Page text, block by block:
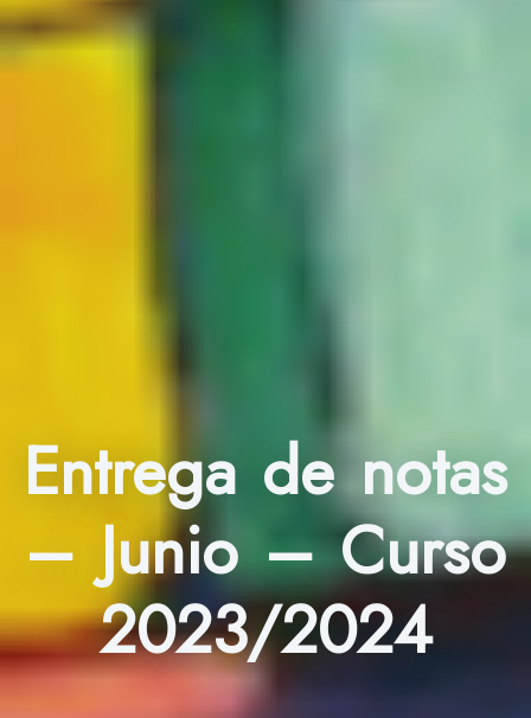
Entrega de notas
– Junio – Curso
2023/2024